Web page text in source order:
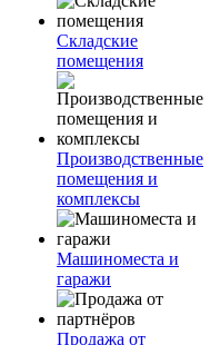
Складские
помещения
Производственные
помещения и
комплексы
Машиноместа и
гаражи
Продажа от